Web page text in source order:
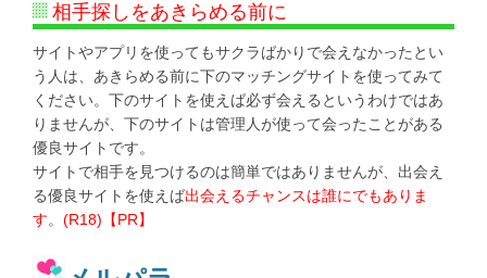
相手探しをあきらめる前に
サイトやアプリを使ってもサクラばかりで会えなかったとい
う人は、あきらめる前に下のマッチングサイトを使ってみて
ください。下のサイトを使えば必ず会えるというわけではあ
りませんが、下のサイトは管理人が使って会ったことがある
優良サイトです。
サイトで相手を見つけるのは簡単ではありませんが、出会え
る優良サイトを使えば出会えるチャンスは誰にでもありま
す。 (R18)【PR】